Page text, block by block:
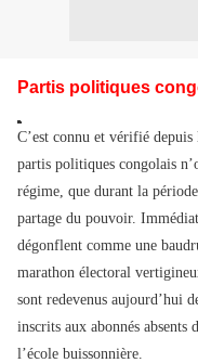
Partis politiques
C’est connu et vérifié
partis politiques congolais
régime, que durant la
partage du pouvoir.
dégonflent comme une
marathon électoral
sont redevenus aujourd’hui
inscrits aux abonnés absents
l’école buissonnière.